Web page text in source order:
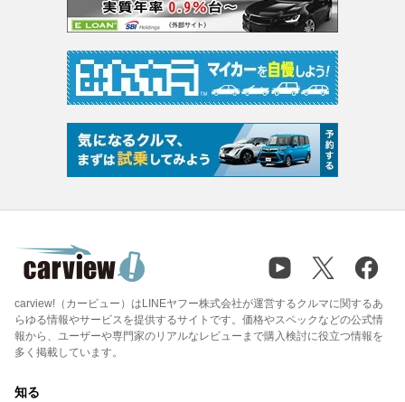
carview!（カービュー）はLINEヤフー株式会社が運営するクルマに関するあ
らゆる情報やサービスを提供するサイトです。価格やスペックなどの公式情
報から、ユーザーや専門家のリアルなレビューまで購入検討に役立つ情報を
多く掲載しています。
知る